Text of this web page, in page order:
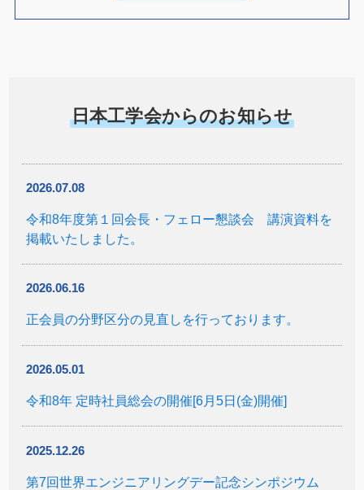
日本工学会からのお知らせ
2026.07.08
令和8年度第１回会長・フェロー懇談会 講演資料を
掲載いたしました。
2026.06.16
正会員の分野区分の見直しを行っております。
2026.05.01
令和8年 定時社員総会の開催[6月5日(金)開催]
2025.12.26
第7回世界エンジニアリングデー記念シンポジウム